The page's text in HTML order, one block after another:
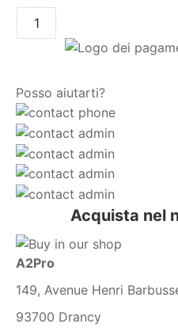
Posso aiutarti?
Acquista nel
A2Pro
149, Avenue Henri
93700 Drancy